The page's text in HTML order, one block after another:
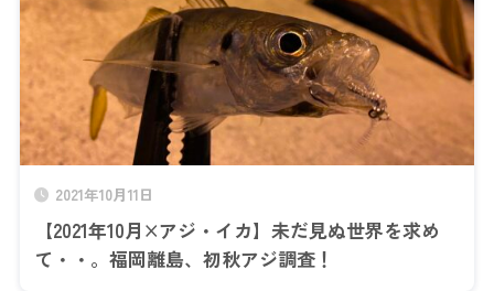
2021年10月11日
【2021年10月×アジ・イカ】未だ見ぬ世界を求め
て・・。福岡離島、初秋アジ調査！